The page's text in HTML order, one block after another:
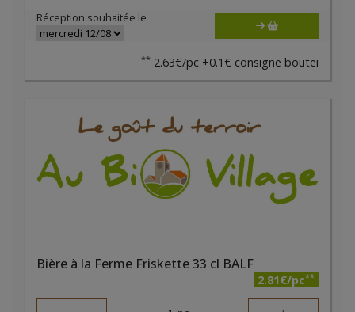
Réception souhaitée le
** 2.63€/pc +0.1€ consigne boutei
Bière à la Ferme Friskette 33 cl BALF
2.81€/pc**